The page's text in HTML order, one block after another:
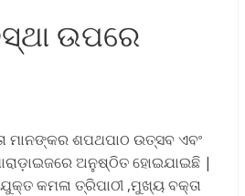
ଉପରେ
ମାନଙ୍କର ଶପଥପାଠ ଉତ୍ସବ ଏବଂ
ଅନୁଷ୍ଠିତ ହୋଇଯାଇଛି |
କମଳା ତ୍ରିପାଠୀ ,ମୁଖ୍ୟ ବକ୍ତା